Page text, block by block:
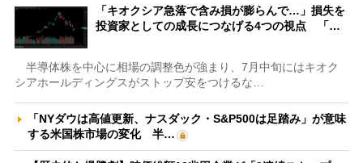
「キオクシア急落で含み損が膨らんで…」損失を
投資家としての成長につなげる4つの視点 「…
半導体株を中心に相場の調整色が強まり、7月中旬にはキオク
シアホールディングスがストップ安をつけるな…
「NYダウは高値更新、ナスダック・S&P500は足踏み」が意味
する米国株市場の変化 半…